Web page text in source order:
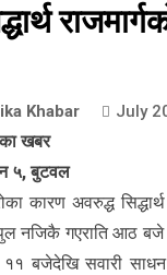
Khabar July
खबर
५, बुटवल
कारण अवरुद्ध
नजिकै गएराति आठ बजे
बजेदेखि सवारी साधन